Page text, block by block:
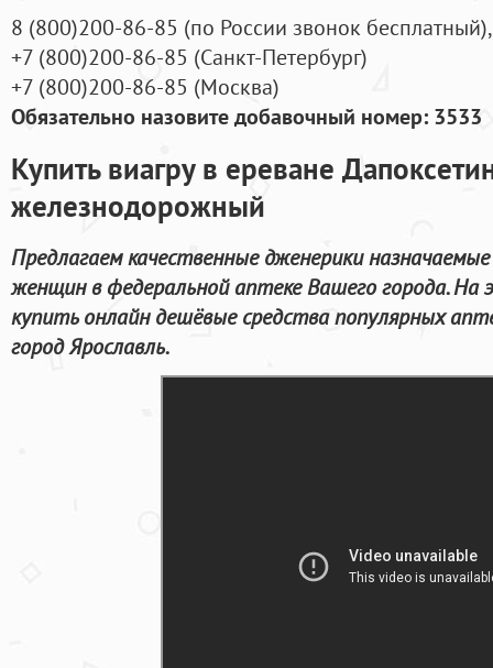
8 (800)200-86-85 (по России звонок бесплатный),
+7 (800)200-86-85 (Санкт-Петербург)
+7 (800)200-86-85 (Москва)
Обязательно назовите добавочный номер: 3533
Купить виагру в ереване
железнодорожный
Предлагаем качественные дженерики
женщин в федеральной аптеке Вашего города.
купить онлайн дешёвые средства популярных
город Ярославль.